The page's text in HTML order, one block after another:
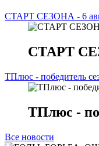
СТАРТ СЕЗОНА - 6
СТАРТ
ТПлюс - победитель
ТПлюс -
Все новости